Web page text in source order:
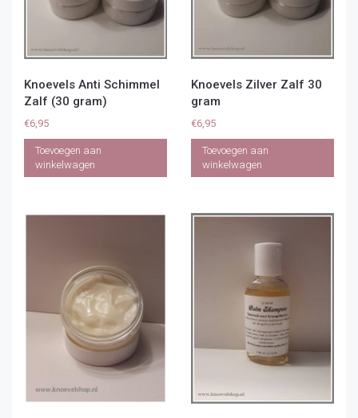
Knoevels Anti Schimmel
Zalf (30 gram)
€6,95
Toevoegen aan
winkelwagen
Knoevels Zilver Zalf 30
gram
€6,95
Toevoegen aan
winkelwagen